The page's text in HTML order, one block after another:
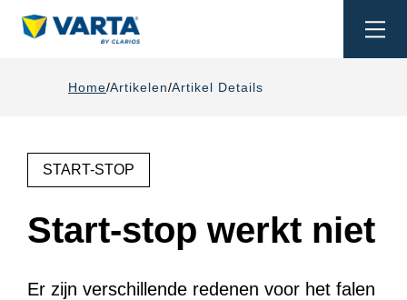
Home Artikelen Artikel Details
START-STOP
Start-stop werkt niet
Er zijn verschillende redenen voor het falen